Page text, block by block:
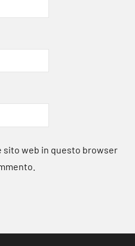
sito web in questo browser